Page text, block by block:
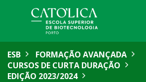
ESB
FORMAÇÃO AVANÇADA
CURSOS DE CURTA DURAÇÃO
EDIÇÃO 2023/2024